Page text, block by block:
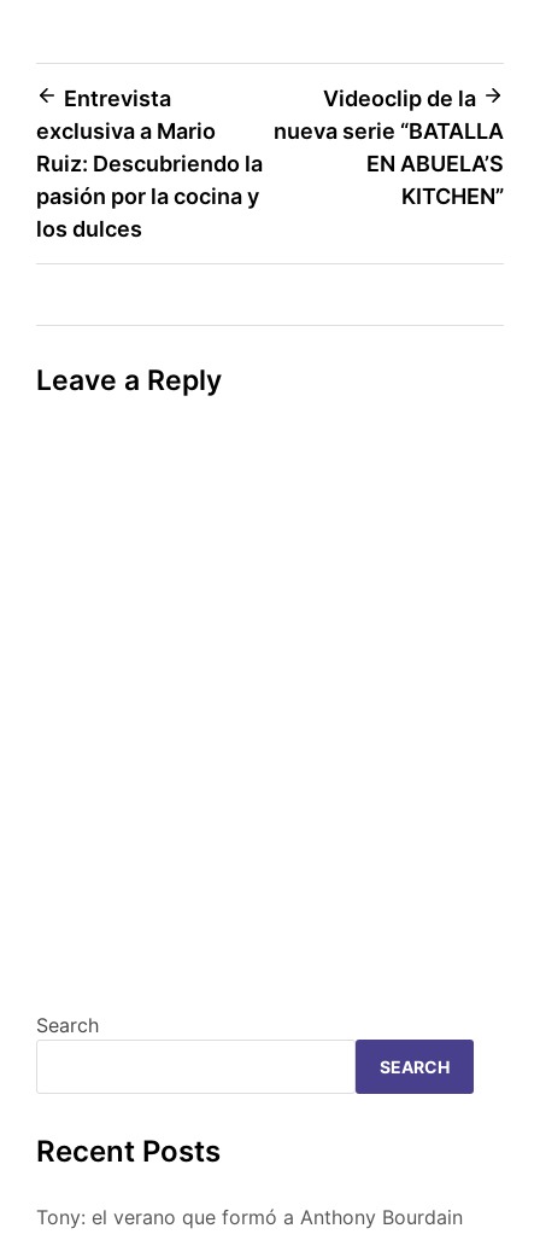
Post
navigation
Entrevista
exclusiva a Mario
Ruiz: Descubriendo la
pasión por la cocina y
los dulces
Videoclip de la
nueva serie “BATALLA
EN ABUELA’S
KITCHEN”
Leave a Reply
Search
SEARCH
Recent Posts
Tony: el verano que formó a Anthony Bourdain